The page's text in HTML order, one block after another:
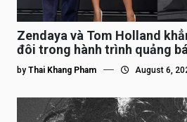
Zendaya và Tom Holland
đôi trong hành trình quảng
by Thai Khang Pham August 6,